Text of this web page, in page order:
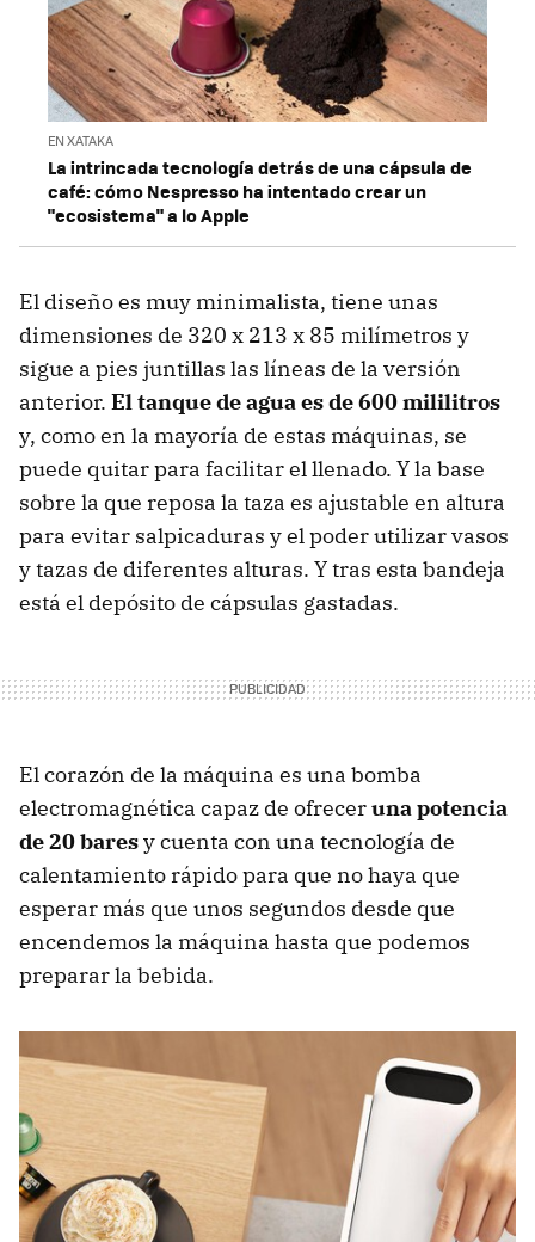
EN XATAKA
La intrincada tecnología detrás de una cápsula de
café: cómo Nespresso ha intentado crear un
"ecosistema" a lo Apple
El diseño es muy minimalista, tiene unas
dimensiones de 320 x 213 x 85 milímetros y
sigue a pies juntillas las líneas de la versión
anterior. El tanque de agua es de 600 mililitros
y, como en la mayoría de estas máquinas, se
puede quitar para facilitar el llenado. Y la base
sobre la que reposa la taza es ajustable en altura
para evitar salpicaduras y el poder utilizar vasos
y tazas de diferentes alturas. Y tras esta bandeja
está el depósito de cápsulas gastadas.
El corazón de la máquina es una bomba
electromagnética capaz de ofreceruna potencia
de 20 baresy cuenta con una tecnología de
calentamiento rápido para que no haya que
esperar más que unos segundos desde que
encendemos la máquina hasta que podemos
preparar la bebida.